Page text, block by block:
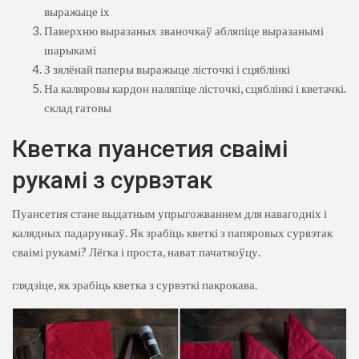
выражыце іх
Паверхню выразаных званочкаў абляпіце выразанымі
шарыкамі
З зялёнай паперы выражыце лісточкі і сцяблінкі
На каляровы кардон наляпіце лісточкі, сцяблінкі і кветачкі.
склад гатовы
Кветка пуансетия сваімі
рукамі з сурвэтак
Пуансетия стане выдатным упрыгожваннем для навагодніх і
калядных падарункаў. Як зрабіць кветкі з папяровых сурвэтак
сваімі рукамі? Лёгка і проста, нават пачаткоўцу.
глядзіце, як зрабіць кветка з сурвэткі пакрокава.